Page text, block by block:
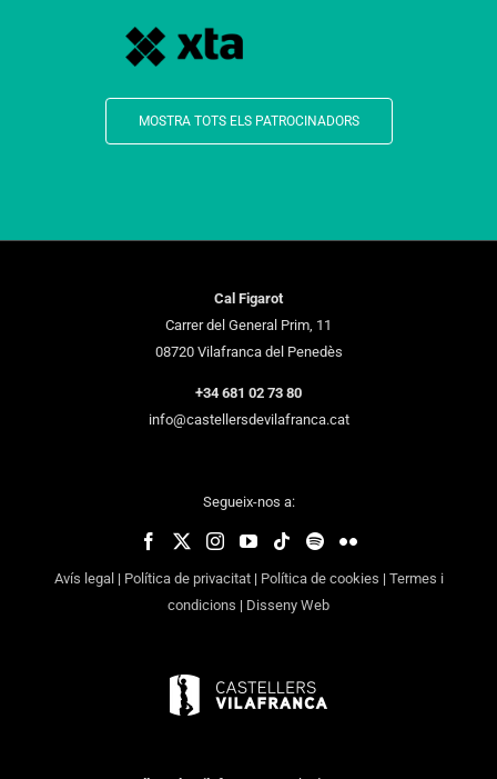
MOSTRA TOTS ELS PATROCINADORS
Cal Figarot
Carrer del General Prim, 11
08720 Vilafranca del Penedès
+34 681 02 73 80
info@castellersdevilafranca.cat
Segueix-nos a:
Avís legal| Política de privacitat| Política de cookies | Termes i
condicions | Disseny Web